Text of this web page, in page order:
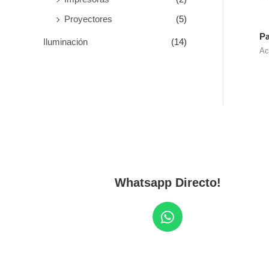
Proyectores
(5)
Iluminación (14)
Whatsapp Directo!
W
h